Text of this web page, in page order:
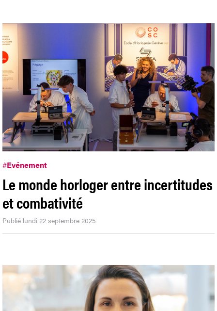
#Evénement
Le monde horloger entre incertitudes
et combativité
Publié lundi 22 septembre 2025